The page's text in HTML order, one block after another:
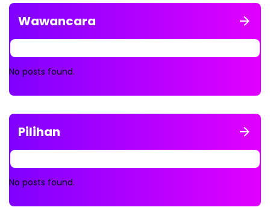
Wawancara
No posts found.
Pilihan
No posts found.